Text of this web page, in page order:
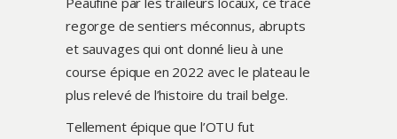
regorge de sentiers méconnus, abrupts
et sauvages qui ont donné lieu à une
course épique en 2022 avec le plateau le
plus relevé de l’histoire du trail belge.
Tellement épique que l’OTU fut